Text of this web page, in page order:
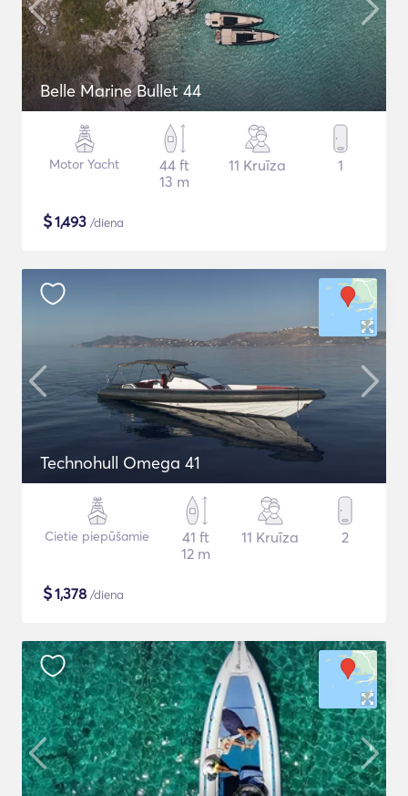
Belle Marine Bullet 44
Motor Yacht
44 ft
13 m
11 Kruīza 1
$1,493 /diena
Technohull Omega 41
Cietie piepūšamie
41 ft
12 m
11 Kruīza 2
$1,378 /diena